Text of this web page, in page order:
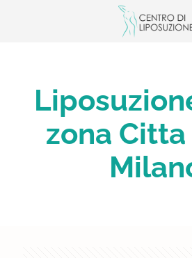
zona